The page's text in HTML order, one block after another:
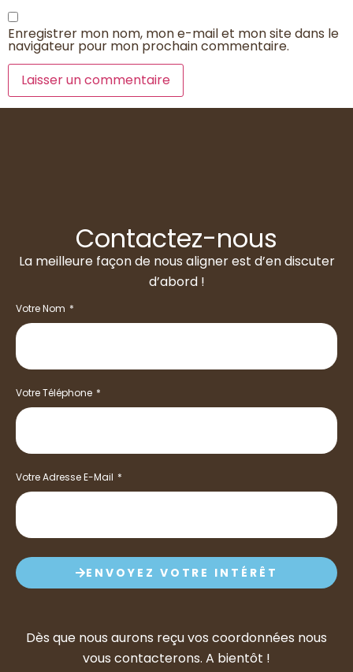
Enregistrer mon nom, mon e-mail et mon site dans le
navigateur pour mon prochain commentaire.
Contactez-nous
La meilleure façon de nous aligner est d’en discuter
d’abord !
Votre Nom
Votre Téléphone
Votre Adresse E-Mail
ENVOYEZ VOTRE INTÉRÊT
Dès que nous aurons reçu vos coordonnées nous
vous contacterons. A bientôt !